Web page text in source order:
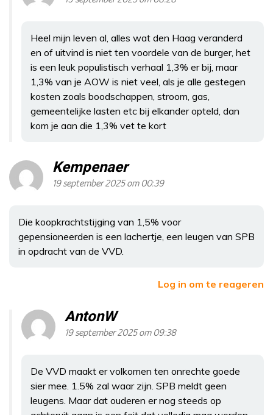
Heel mijn leven al, alles wat den Haag veranderd
en of uitvind is niet ten voordele van de burger, het
is een leuk populistisch verhaal 1,3% er bij, maar
1,3% van je AOW is niet veel, als je alle gestegen
kosten zoals boodschappen, stroom, gas,
gemeentelijke lasten etc bij elkander opteld, dan
kom je aan die 1,3% vet te kort
Kempenaer
19 september 2025 om 00:39
Die koopkrachtstijging van 1,5% voor
gepensioneerden is een lachertje, een leugen van SPB
in opdracht van de VVD.
Log in om te reageren
AntonW
19 september 2025 om 09:38
De VVD maakt er volkomen ten onrechte goede
sier mee. 1.5% zal waar zijn. SPB meldt geen
leugens. Maar dat ouderen er nog steeds op